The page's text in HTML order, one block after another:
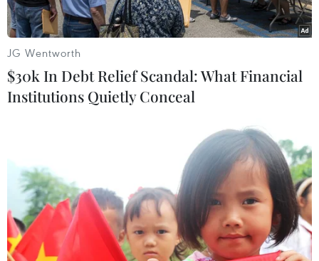
nhân trẻ tiêu biểu của TP.HCM năm 2016 được vinh
danh tối 7/10 tại Trung tâm Hội nghị White Palace.
JG Wentworth
$30k In Debt Relief Scandal: What Financial
Institutions Quietly Conceal